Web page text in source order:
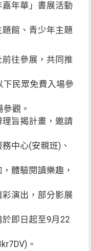
年華」書展活動
館、青少年主題
往參展，共同推
民眾免費入場參
觀。
旨揭計畫，邀請
中心(安親班)、
體驗閱讀樂趣，
演出，部分影展
即日起至9月22
。